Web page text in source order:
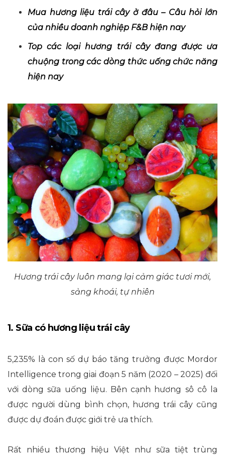
Mua hương liệu trái cây ở đâu – Câu hỏi lớn
của nhiều doanh nghiệp F&B hiện nay
Top các loại hương trái cây đang được ưa
chuộng trong các dòng thức uống chức năng
hiện nay
Hương trái cây luôn mang lại cảm giác tươi mới,
sảng khoái, tự nhiên
1. Sữa có hương liệu trái cây
5,235% là con số dự báo tăng trưởng được Mordor
Intelligence trong giai đoạn 5 năm (2020 – 2025) đối
với dòng sữa uống liệu. Bên cạnh hương sô cô la
được người dùng bình chọn, hương trái cây cũng
được dự đoán được giới trẻ ưa thích.
Rất nhiều thương hiệu Việt như sữa tiệt trùng